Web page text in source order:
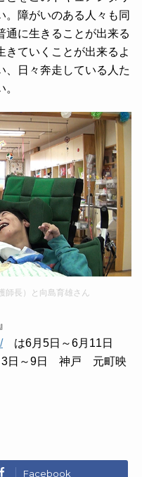
。障がいのある人々も同
通に生きることが出来る
きていくことが出来るよ
、日々奔走している人た
師長）と向島育雄さん
は6月5日～6月11日
3日～9日 神戸 元町映
Facebook